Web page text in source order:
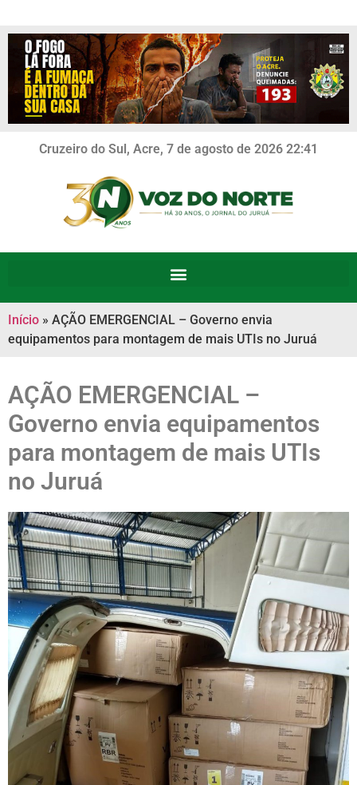
Cruzeiro do Sul, Acre, 7 de agosto de 2026 22:41
Início » AÇÃO EMERGENCIAL – Governo envia
equipamentos para montagem de mais UTIs no Juruá
AÇÃO EMERGENCIAL –
Governo envia equipamentos
para montagem de mais UTIs
no Juruá